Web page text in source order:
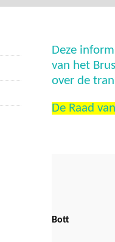
Deze
van het
over de
De Raad
Bott